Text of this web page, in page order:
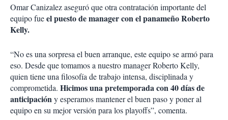
Omar Canizalez aseguró que otra contratación importante del
equipo fueel puesto de manager con el panameño Roberto
Kelly.
“No es una sorpresa el buen arranque, este equipo se armó para
eso. Desde que tomamos a nuestro manager Roberto Kelly,
quien tiene una filosofía de trabajo intensa, disciplinada y
comprometida. Hicimos una pretemporada con 40 días de
anticipacióny esperamos mantener el buen paso y poner al
equipo en su mejor versión para los playoffs”, comenta.